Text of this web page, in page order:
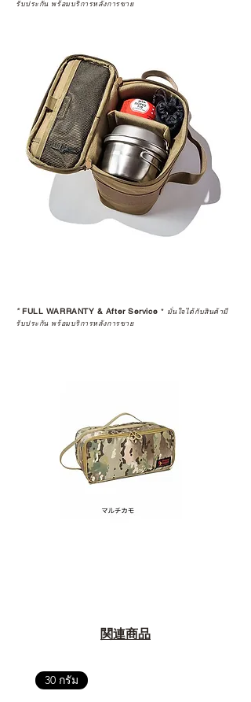
รับประกัน พร้อมบริการหลังการขาย
*FULL WARRANTY & After Service * มั่นใจได้กับสินค้ามี
รับประกัน พร้อมบริการหลังการขาย
関連商品
30 กรัม